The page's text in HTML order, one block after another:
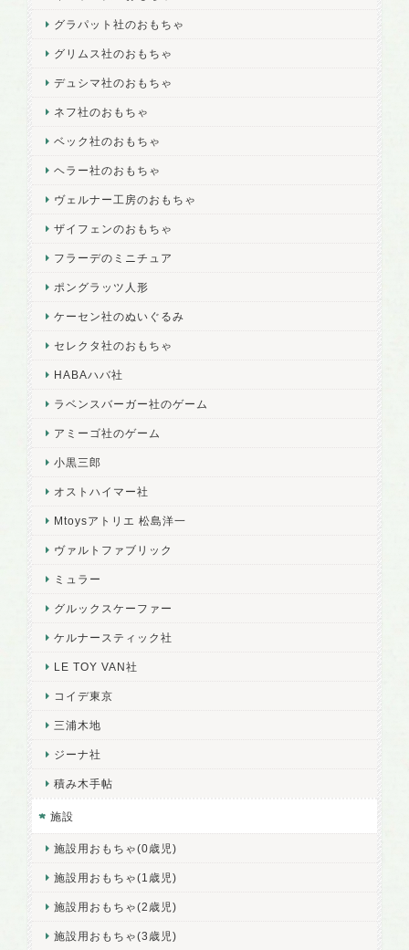
グラパット社のおもちゃ
グリムス社のおもちゃ
デュシマ社のおもちゃ
ネフ社のおもちゃ
ベック社のおもちゃ
ヘラー社のおもちゃ
ヴェルナー工房のおもちゃ
ザイフェンのおもちゃ
フラーデのミニチュア
ポングラッツ人形
ケーセン社のぬいぐるみ
セレクタ社のおもちゃ
HABAハバ社
ラベンスバーガー社のゲーム
アミーゴ社のゲーム
小黒三郎
オストハイマー社
Mtoysアトリエ 松島洋一
ヴァルトファブリック
ミュラー
グルックスケーファー
ケルナースティック社
LE TOY VAN社
コイデ東京
三浦木地
ジーナ社
積み木手帖
施設
施設用おもちゃ(0歳児)
施設用おもちゃ(1歳児)
施設用おもちゃ(2歳児)
施設用おもちゃ(3歳児)